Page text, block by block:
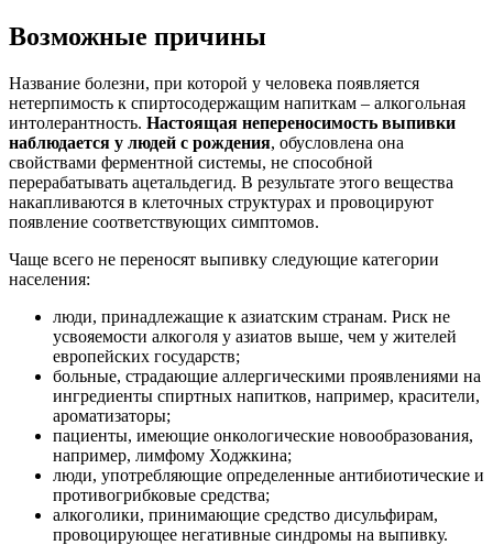
Возможные причины
Название болезни, при которой у человека появляется
нетерпимость к спиртосодержащим напиткам – алкогольная
интолерантность. Настоящая непереносимость выпивки
наблюдается у людей с рождения, обусловлена она
свойствами ферментной системы, не способной
перерабатывать ацетальдегид. В результате этого вещества
накапливаются в клеточных структурах и провоцируют
появление соответствующих симптомов.
Чаще всего не переносят выпивку следующие категории
населения:
люди, принадлежащие к азиатским странам. Риск не
усвояемости алкоголя у азиатов выше, чем у жителей
европейских государств;
больные, страдающие аллергическими проявлениями на
ингредиенты спиртных напитков, например, красители,
ароматизаторы;
пациенты, имеющие онкологические новообразования,
например, лимфому Ходжкина;
люди, употребляющие определенные антибиотические и
противогрибковые средства;
алкоголики, принимающие средство дисульфирам,
провоцирующее негативные синдромы на выпивку.